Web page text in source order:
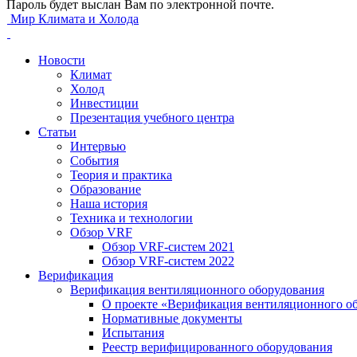
Пароль будет выслан Вам по электронной почте.
Мир Климата и Холода
Новости
Климат
Холод
Инвестиции
Презентация учебного центра
Статьи
Интервью
События
Теория и практика
Образование
Наша история
Техника и технологии
Обзор VRF
Обзор VRF-систем 2021
Обзор VRF-систем 2022
Верификация
Верификация вентиляционного оборудования
О проекте «Верификация вентиляционного
Нормативные документы
Испытания
Реестр верифицированного оборудования